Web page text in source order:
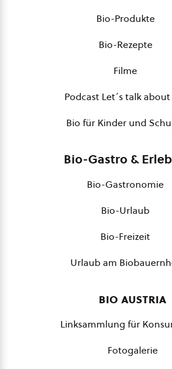
Bio-Produkte
Bio-Rezepte
Filme
Podcast Let´s talk
Bio für Kinder und
Bio-Gastro &
Bio-Gastronomie
Bio-Urlaub
Bio-Freizeit
Urlaub am
bio austria
Linksammlung für
Fotogalerie